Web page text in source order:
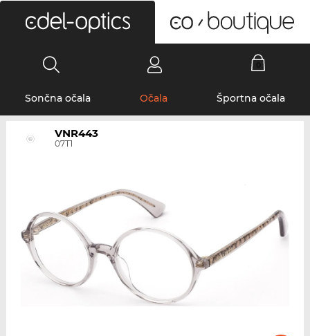
Sončna očala Očala Športna očala
VNR443
07T1